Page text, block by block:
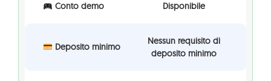
Conto demo Disponibile
Deposito minimo
Nessun requisito di
deposito minimo